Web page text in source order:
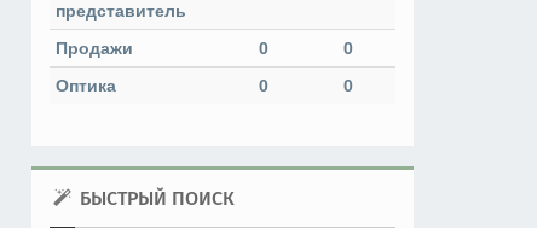
представитель
Продажи 0
0
Оптика
0 0
БЫСТРЫЙ ПОИСК